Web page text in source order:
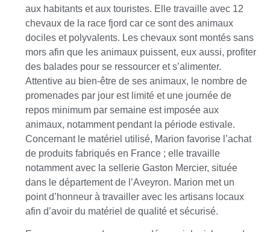
aux habitants et aux touristes. Elle travaille avec 12
chevaux de la race fjord car ce sont des animaux
dociles et polyvalents. Les chevaux sont montés sans
mors afin que les animaux puissent, eux aussi, profiter
des balades pour se ressourcer et s’alimenter.
Attentive au bien-être de ses animaux, le nombre de
promenades par jour est limité et une journée de
repos minimum par semaine est imposée aux
animaux, notamment pendant la période estivale.
Concernant le matériel utilisé, Marion favorise l’achat
de produits fabriqués en France ; elle travaille
notamment avec la sellerie Gaston Mercier, située
dans le département de l’Aveyron. Marion met un
point d’honneur à travailler avec les artisans locaux
afin d’avoir du matériel de qualité et sécurisé.